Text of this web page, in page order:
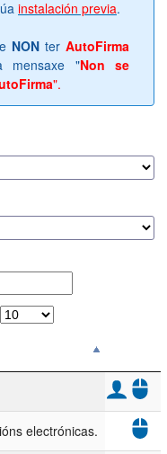
instalación previa.
NON ter AutoFirma
mensaxe "Non se
".
electrónicas.